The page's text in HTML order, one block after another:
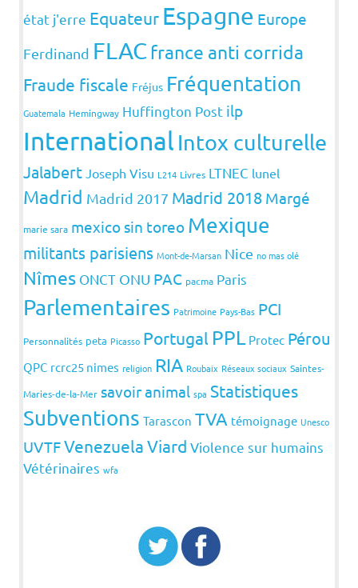
état j'erre Equateur Espagne Europe
Ferdinand FLAC france anti corrida
Fraude fiscale Fréjus Fréquentation
Guatemala Hemingway Huffington Post ilp
International Intox culturelle
Jalabert Joseph Visu L214 Livres LTNEC lunel
Madrid Madrid 2017 Madrid 2018 Margé
marie sara mexico sin toreo Mexique
militants parisiens Mont-de-Marsan Nice no mas olé
Nîmes ONCT ONU PAC pacma Paris
Parlementaires Patrimoine Pays-Bas PCI
Personnalités peta Picasso Portugal PPL Protec Pérou
QPC rcrc25 nimes religion RIA Roubaix Réseaux sociaux Saintes-
Maries-de-la-Mer savoir animal spa Statistiques
Subventions Tarascon TVA témoignage Unesco
UVTFVenezuelaViard Violence sur humains
Vétérinaires wfa